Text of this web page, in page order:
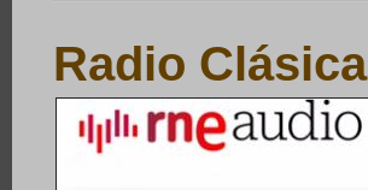
Radio Clásica